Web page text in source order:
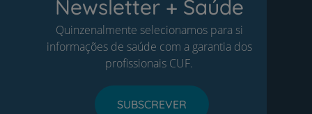
Newsletter + Saúde
Quinzenalmente selecionamos para si
informações de saúde com a garantia dos
profissionais CUF.
SUBSCREVER